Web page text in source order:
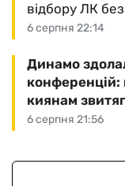
6 серпня 22:14
відбору ЛК
6 серпня 21:56
Динамо
конференцій:
киянам